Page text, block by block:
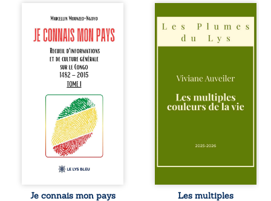
Je connais mon
pays se présente
comme une œuvre
de transmission et
d’éveil civique,
destinée à raviver
la mémoire
congolaise. En
retraçant les
grandes étapes de
l’histoire
nationale, il
entend combattre
l’ignorance, le
repli identitaire et
l’affaiblissement
patriotique.
Je connais mon pays
Trois récits, trois
existences saisies
à l’instant où tout
bascule. Une
l’apaisement, un
recouvre
l’espérance, tandis
pour en retrouver
Entre souvenirs,
désillusions, Les
Les multiples